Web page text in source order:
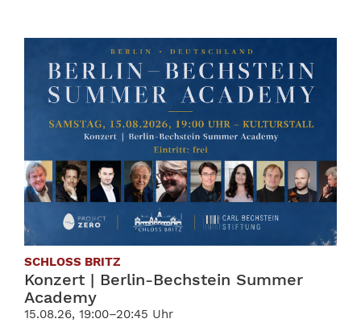
SCHLOSS BRITZ
Konzert | Berlin-Bechstein Summer
Academy
15.08.26, 19:00–20:45 Uhr